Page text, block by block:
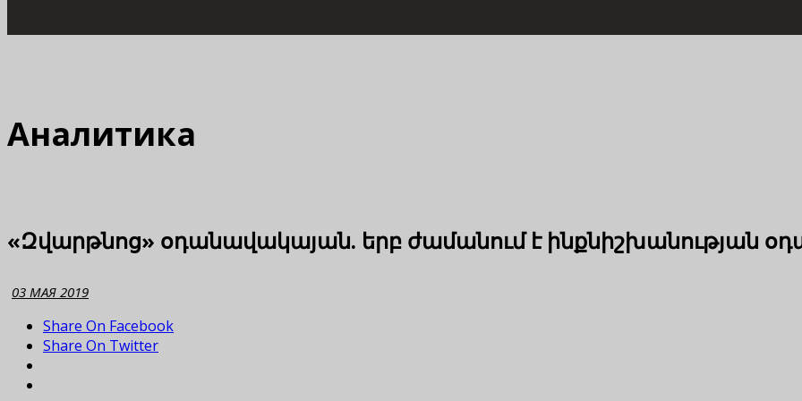
Аналитика
«Զվարթնոց» օդանավակայան. երբ ժամանում է ինքնիշխանության
03 МАЯ 2019
Share On Facebook
Share On Twitter